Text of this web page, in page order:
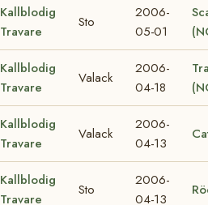
Kallblodig
Travare
Sto
2006-
05-01
Kallblodig
Travare
Valack
2006-
04-18
Kallblodig
Travare
Valack
2006-
04-13
Kallblodig
Travare
Sto
2006-
04-13